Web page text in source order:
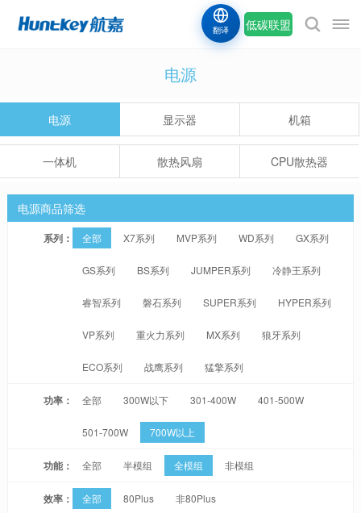
低碳联盟
翻译
电源
电源 显示器 机箱
一体机 散热风扇 CPU散热器
电源商品筛选
系列： 全部 X7系列 MVP系列 WD系列 GX系列
GS系列 BS系列 JUMPER系列 冷静王系列
睿智系列 磐石系列 SUPER系列 HYPER系列
VP系列 重火力系列 MX系列 狼牙系列
ECO系列 战鹰系列 猛擎系列
功率： 全部 300W以下 301-400W 401-500W
501-700W 700W以上
功能： 全部 半模组 全模组 非模组
效率： 全部 80Plus 非80Plus